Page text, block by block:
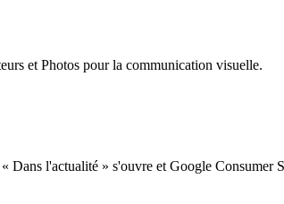
et Photos pour la communication visuelle.
l'actualité » s'ouvre et Google Consumer